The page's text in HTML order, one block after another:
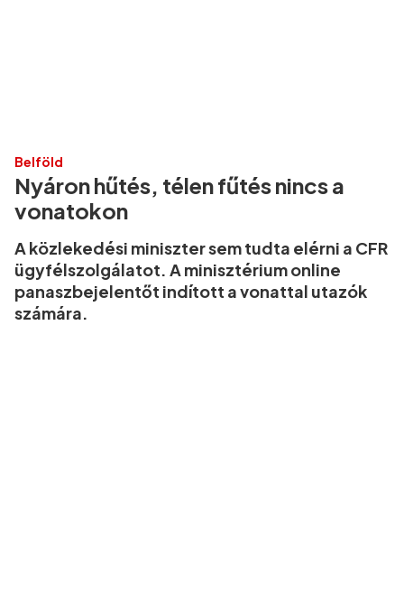
Belföld
Nyáron hűtés, télen fűtés nincs a
vonatokon
A közlekedési miniszter sem tudta elérni a CFR
ügyfélszolgálatot. A minisztérium online
panaszbejelentőt indított a vonattal utazók
számára.